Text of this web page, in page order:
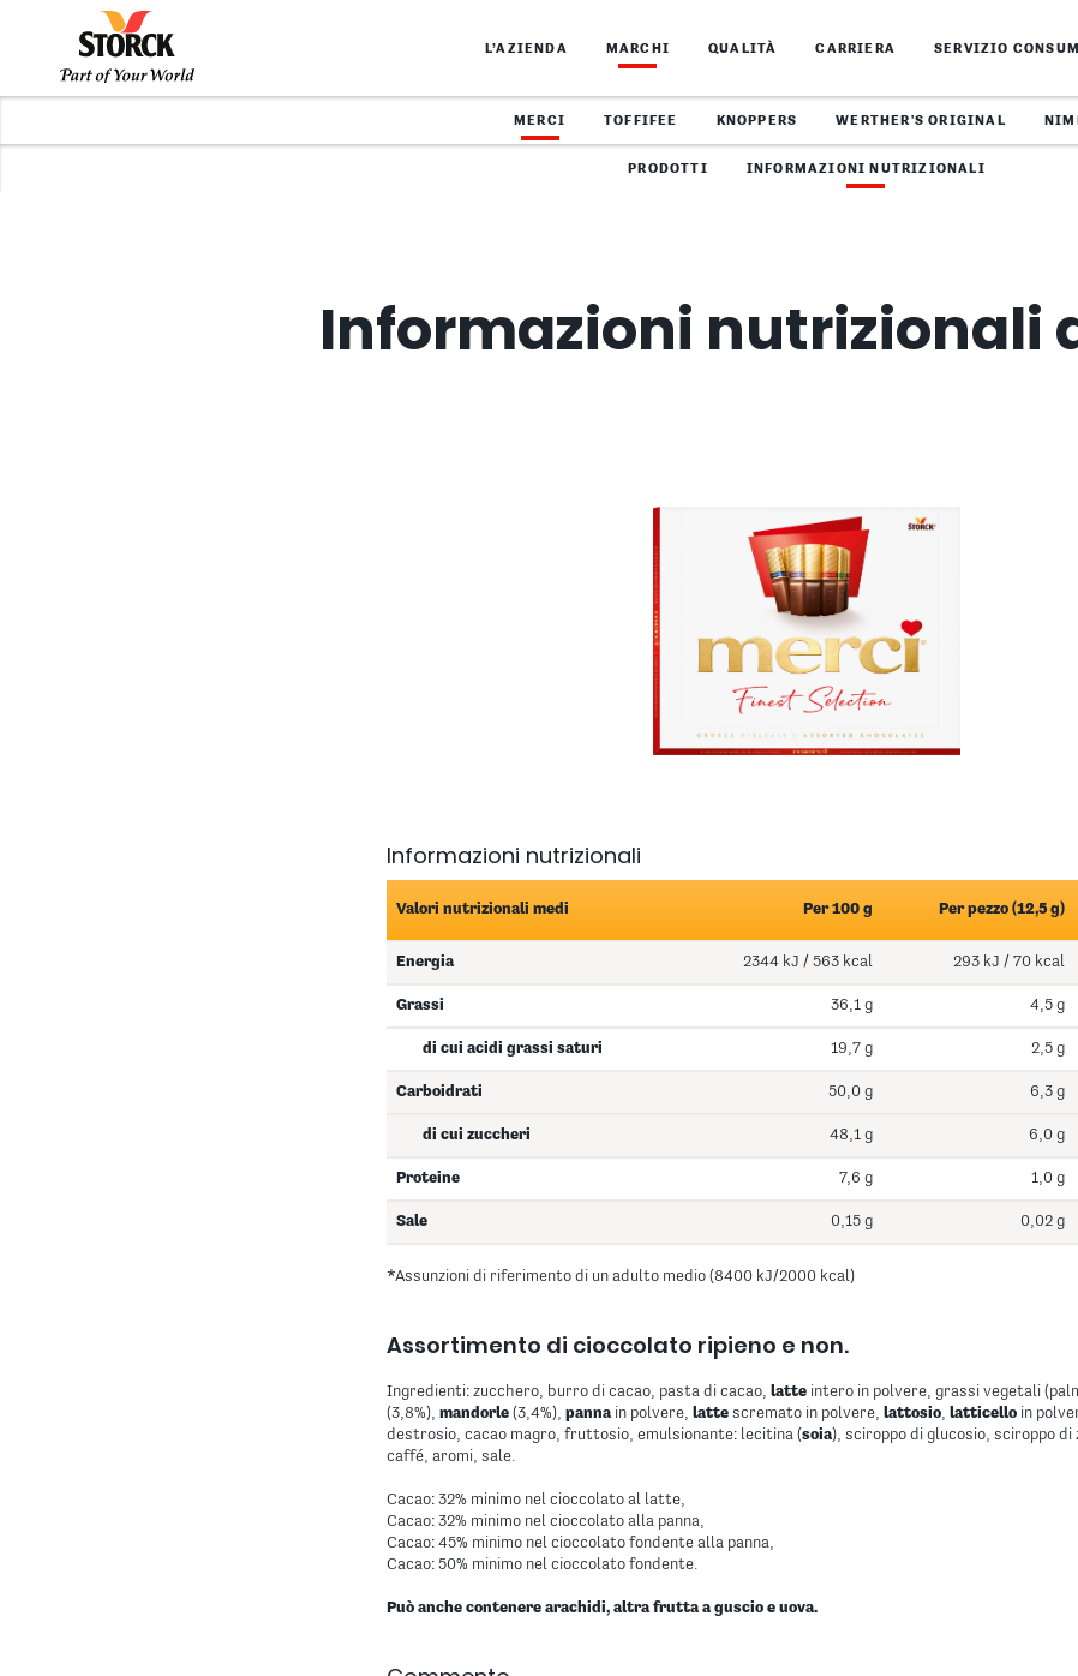
L’AZIENDA MARCHI
MERCI
PRODOTTI INFORMAZIONI NUTRIZIONALI
TOFFIFEE KNOPPERS WERTHER'S ORIGINAL
QUALITÀ CARRIERA SERVIZIO
Informazioni nutrizionali
Informazioni nutrizionali
Valori nutrizionali medi Per 100 g Per pezzo (12,5 g)
Energia 2344 kJ / 563 kcal 293 kJ / 70 kcal
Grassi 36,1 g 4,5 g
di cui acidi grassi saturi 19,7 g 2,5 g
Carboidrati 50,0 g 6,3 g
di cui zuccheri 48,1 g 6,0 g
Proteine 7,6 g 1,0 g
Sale 0,15 g 0,02 g
*Assunzioni di riferimento di un adulto medio (8400 kJ/2000 kcal)
Assortimento di cioccolato ripieno e non.
Ingredienti: zucchero, burro di cacao, pasta di cacao, latte intero in polvere, grassi vegetali
(3,8%), mandorle (3,4%), pannain polvere, latte scremato in polvere, lattosio, latticello in
destrosio, cacao magro, fruttosio, emulsionante: lecitina (soia), sciroppo di glucosio, sciroppo
caffé, aromi, sale.
Cacao: 32% minimo nel cioccolato al latte,
Cacao: 32% minimo nel cioccolato alla panna,
Cacao: 45% minimo nel cioccolato fondente alla panna,
Cacao: 50% minimo nel cioccolato fondente.
Può anche contenere arachidi, altra frutta a guscio e uova.